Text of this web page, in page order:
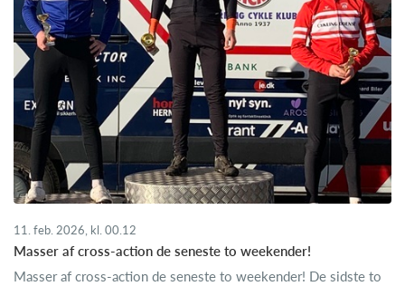
11. feb. 2026, kl. 00.12
Masser af cross-action de seneste to weekender!
Masser af cross-action de seneste to weekender! De sidste to